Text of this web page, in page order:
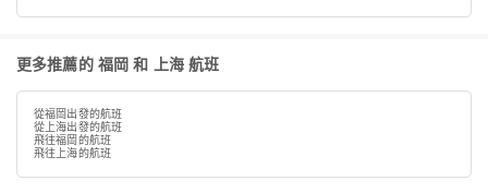
更多推薦的 福岡 和 上海 航班
從福岡出發的航班
從上海出發的航班
飛往福岡的航班
飛往上海的航班